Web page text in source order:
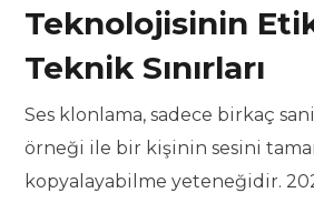
Teknolojisinin
Teknik Sınırları
Ses klonlama, sadece birkaç
örneği ile bir kişinin sesini
kopyalayabilme yeteneğidir.